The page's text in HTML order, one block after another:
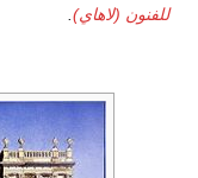
للفنون (لاهاي)